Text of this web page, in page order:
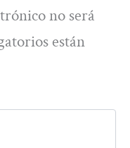
no será
están